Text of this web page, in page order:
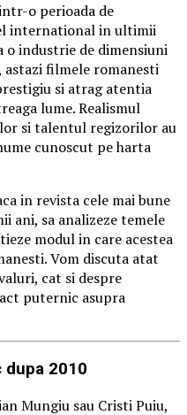
o perioada de
international in ultimii
o industrie de dimensiuni
astazi filmele romanesti
si atrag atentia
lume. Realismul
si talentul regizorilor au
cunoscut pe harta
in revista cele mai bune
ani, sa analizeze temele
modul in care acestea
Vom discuta atat
cat si despre
puternic asupra
2010
Mungiu sau Cristi Puiu,